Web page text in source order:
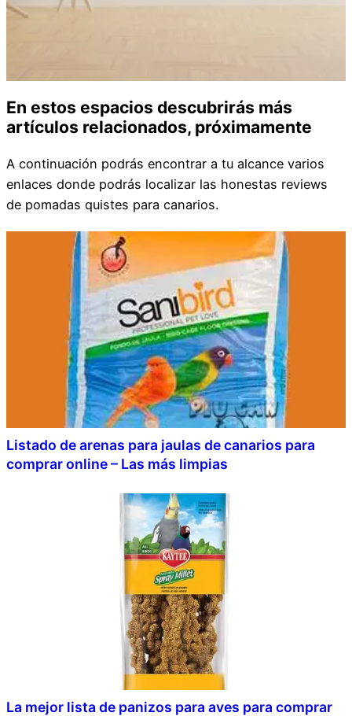
En estos espacios descubrirás más
artículos relacionados, próximamente
A continuación podrás encontrar a tu alcance varios
enlaces donde podrás localizar las honestas reviews
de pomadas quistes para canarios.
Listado de arenas para jaulas de canarios para
comprar online – Las más limpias
La mejor lista de panizos para aves para comprar